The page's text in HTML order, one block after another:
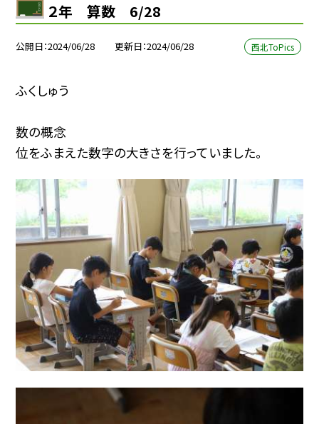
２年 算数 6/28
公開日 2024/06/28 更新日 2024/06/28 西北ToPics
ふくしゅう
数の概念
位をふまえた数字の大きさを行っていました。